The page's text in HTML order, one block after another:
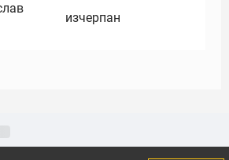
изчерпан